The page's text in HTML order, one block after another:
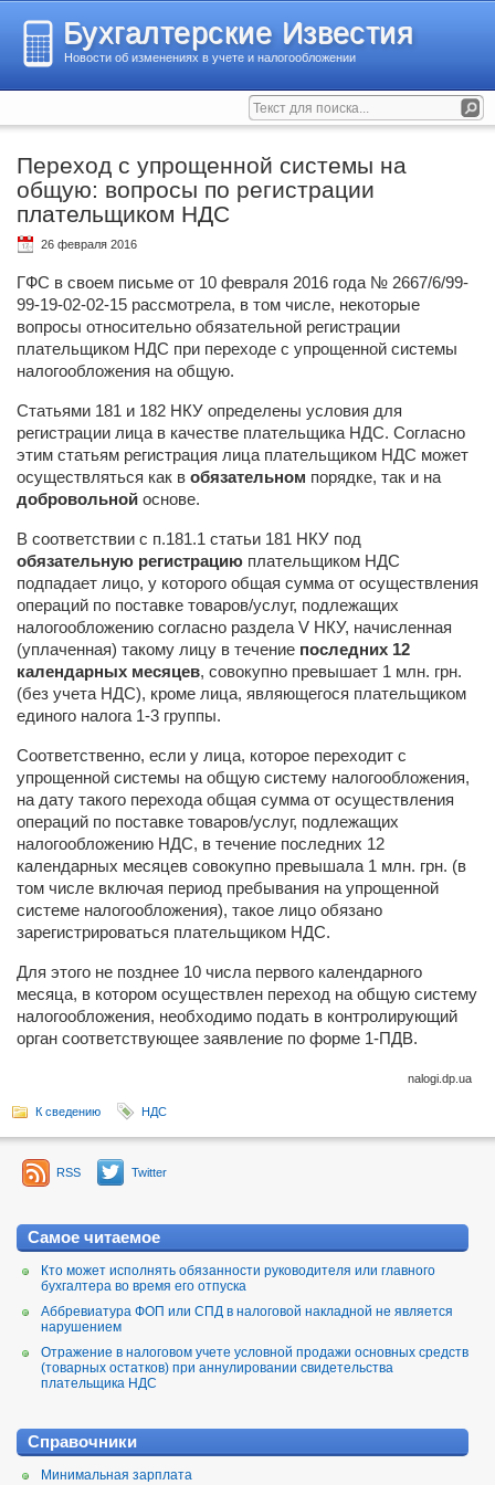
Бухгалтерские Известия
Новости об изменениях в учете и налогообложении
Переход с упрощенной системы на
общую: вопросы по регистрации
плательщиком НДС
26 февраля 2016
ГФС в своем письме от 10 февраля 2016 года № 2667/6/99-
99-19-02-02-15 рассмотрела, в том числе, некоторые
вопросы относительно обязательной регистрации
плательщиком НДС при переходе с упрощенной системы
налогообложения на общую.
Статьями 181 и 182 НКУ определены условия для
регистрации лица в качестве плательщика НДС. Согласно
этим статьям регистрация лица плательщиком НДС может
осуществляться как в обязательном порядке, так и на
добровольной основе.
В соответствии с п.181.1 статьи 181 НКУ под
обязательную регистрацию плательщиком НДС
подпадает лицо, у которого общая сумма от осуществления
операций по поставке товаров/услуг, подлежащих
налогообложению согласно раздела V НКУ, начисленная
(уплаченная) такому лицу в течение последних 12
календарных месяцев, совокупно превышает 1 млн. грн.
(без учета НДС), кроме лица, являющегося плательщиком
единого налога 1-3 группы.
Соответственно, если у лица, которое переходит с
упрощенной системы на общую систему налогообложения,
на дату такого перехода общая сумма от осуществления
операций по поставке товаров/услуг, подлежащих
налогообложению НДС, в течение последних 12
календарных месяцев совокупно превышала 1 млн. грн. (в
том числе включая период пребывания на упрощенной
системе налогообложения), такое лицо обязано
зарегистрироваться плательщиком НДС.
Для этого не позднее 10 числа первого календарного
месяца, в котором осуществлен переход на общую систему
налогообложения, необходимо подать в контролирующий
орган соответствующее заявление по форме 1-ПДВ.
nalogi.dp.ua
К сведению НДС
RSS Twitter
Самое читаемое
Кто может исполнять обязанности руководителя или главного
бухгалтера во время его отпуска
Аббревиатура ФОП или СПД в налоговой накладной не является
нарушением
Отражение в налоговом учете условной продажи основных средств
(товарных остатков) при аннулировании свидетельства
плательщика НДС
Справочники
Минимальная зарплата